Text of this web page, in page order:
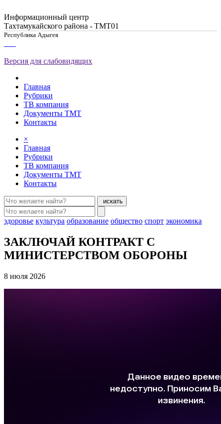
Информационный центр
Тахтамукайского района - ТМТ01
Республика Адыгея
Версия для слабовидящих
Главная
Рубрики
ТВ компания
Документы ТМТ
Контакты
×
Главная
Рубрики
ТВ компания
Документы ТМТ
Контакты
искать
здоровье культура образование общество спорт экономика
ЗАКЛЮЧАЙ КОНТРАКТ С
МИНИСТЕРСТВОМ ОБОРОНЫ
8 июля 2026